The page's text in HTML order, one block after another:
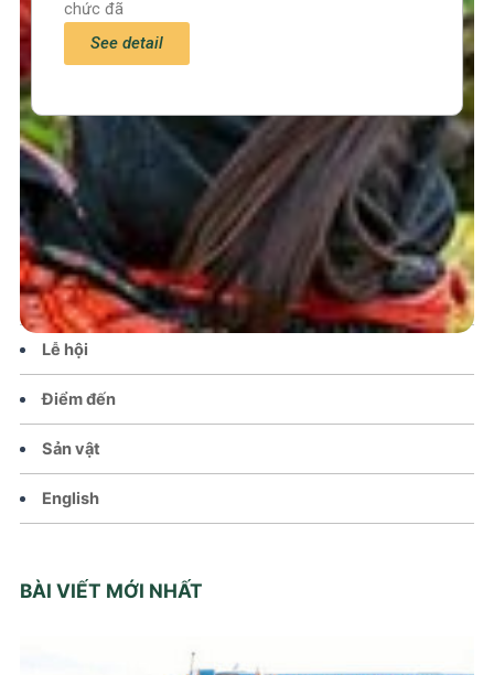
Trang chủ
Tin tức – Sự kiện
Chính sách
Văn hoá – Đời sống
Lễ hội
Điểm đến
Sản vật
English
BÀI VIẾT MỚI NHẤT
chức đã
See detail